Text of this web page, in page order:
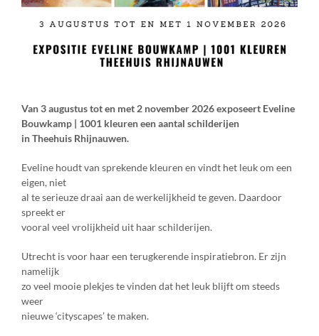
Van 3 augustus tot en met 2 november 2026 exposeert Eveline
Bouwkamp | 1001 kleuren een aantal schilderijen
in Theehuis Rhijnauwen.
Eveline houdt van sprekende kleuren en vindt het leuk om een
eigen, niet
al te serieuze draai aan de werkelijkheid te geven. Daardoor
spreekt er
vooral veel vrolijkheid uit haar schilderijen.
Utrecht is voor haar een terugkerende inspiratiebron. Er zijn
namelijk
zo veel mooie plekjes te vinden dat het leuk blijft om steeds
weer
nieuwe ‘cityscapes’ te maken.